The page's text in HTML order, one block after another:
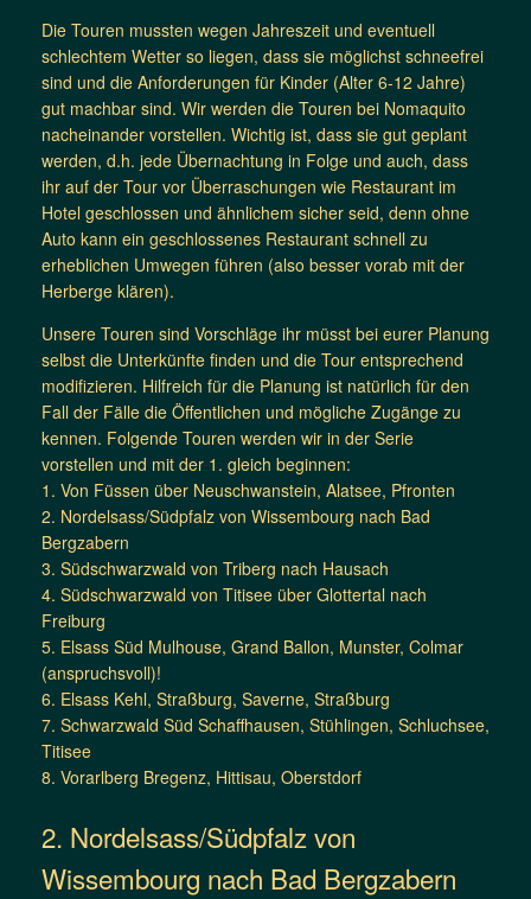
Die Touren mussten wegen Jahreszeit und eventuell
schlechtem Wetter so liegen, dass sie möglichst schneefrei
sind und die Anforderungen für Kinder (Alter 6-12 Jahre)
gut machbar sind. Wir werden die Touren bei Nomaquito
nacheinander vorstellen. Wichtig ist, dass sie gut geplant
werden, d.h. jede Übernachtung in Folge und auch, dass
ihr auf der Tour vor Überraschungen wie Restaurant im
Hotel geschlossen und ähnlichem sicher seid, denn ohne
Auto kann ein geschlossenes Restaurant schnell zu
erheblichen Umwegen führen (also besser vorab mit der
Herberge klären).
Unsere Touren sind Vorschläge ihr müsst bei eurer Planung
selbst die Unterkünfte finden und die Tour entsprechend
modifizieren. Hilfreich für die Planung ist natürlich für den
Fall der Fälle die Öffentlichen und mögliche Zugänge zu
kennen. Folgende Touren werden wir in der Serie
vorstellen und mit der 1. gleich beginnen:
1. Von Füssen über Neuschwanstein, Alatsee, Pfronten
2. Nordelsass/Südpfalz von Wissembourg nach Bad
Bergzabern
3. Südschwarzwald von Triberg nach Hausach
4. Südschwarzwald von Titisee über Glottertal nach
Freiburg
5. Elsass Süd Mulhouse, Grand Ballon, Munster, Colmar
(anspruchsvoll)!
6. Elsass Kehl, Straßburg, Saverne, Straßburg
7. Schwarzwald Süd Schaffhausen, Stühlingen, Schluchsee,
Titisee
8. Vorarlberg Bregenz, Hittisau, Oberstdorf
2. Nordelsass/Südpfalz von
Wissembourg nach Bad Bergzabern